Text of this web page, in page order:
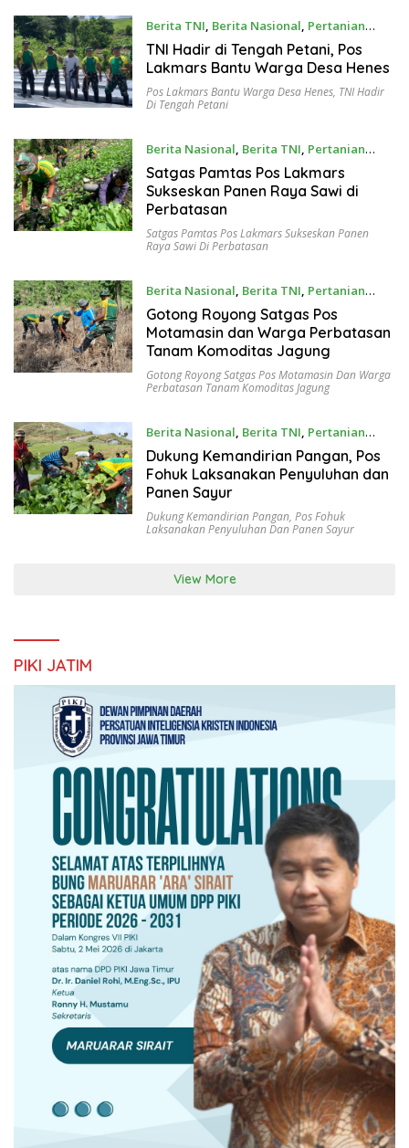
Berita TNI, Berita Nasional, Pertanian
January 5, 2026
TNI Hadir di Tengah Petani, Pos
Lakmars Bantu Warga Desa Henes
Pos Lakmars Bantu Warga Desa Henes, TNI Hadir
Di Tengah Petani
Berita Nasional, Berita TNI, Pertanian
December 12, 2025
Satgas Pamtas Pos Lakmars
Sukseskan Panen Raya Sawi di
Perbatasan
Satgas Pamtas Pos Lakmars Sukseskan Panen
Raya Sawi Di Perbatasan
Berita Nasional, Berita TNI, Pertanian
December 8, 2025
Gotong Royong Satgas Pos
Motamasin dan Warga Perbatasan
Tanam Komoditas Jagung
Gotong Royong Satgas Pos Motamasin Dan Warga
Perbatasan Tanam Komoditas Jagung
Berita Nasional, Berita TNI, Pertanian
November 17, 2025
Dukung Kemandirian Pangan, Pos
Fohuk Laksanakan Penyuluhan dan
Panen Sayur
Dukung Kemandirian Pangan, Pos Fohuk
Laksanakan Penyuluhan Dan Panen Sayur
View More
PIKI JATIM